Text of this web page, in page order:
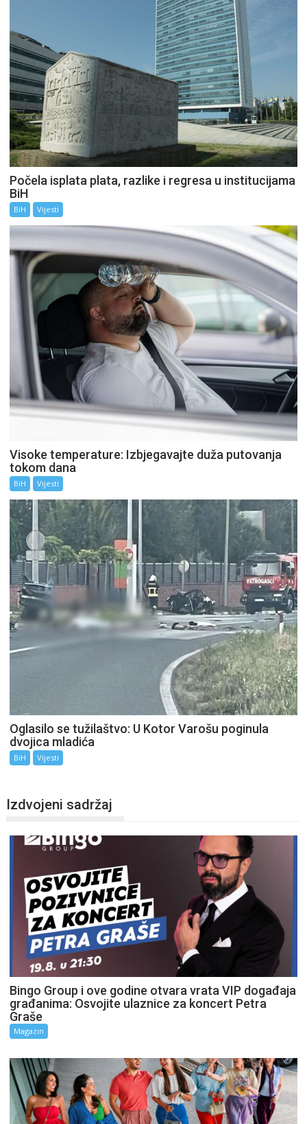
Počela isplata plata, razlike i regresa u institucijama
BiH
BiH Vijesti
Visoke temperature: Izbjegavajte duža putovanja
tokom dana
BiH Vijesti
Oglasilo se tužilaštvo: U Kotor Varošu poginula
dvojica mladića
BiH Vijesti
Izdvojeni sadržaj
Bingo Group i ove godine otvara vrata VIP događaja
građanima: Osvojite ulaznice za koncert Petra
Graše
Magazin